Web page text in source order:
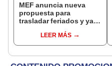
MEF anuncia nueva
propuesta para
trasladar feriados y ya
“Lunes es mejor día”
LEER MÁS